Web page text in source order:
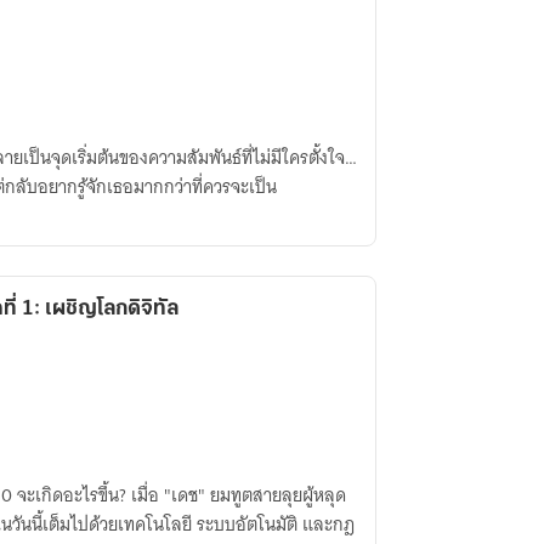
ยเป็นจุดเริ่มต้นของความสัมพันธ์ที่ไม่มีใครตั้งใจ…
บอยากรู้จักเธอมากกว่าที่ควรจะเป็น
1: เผชิญโลกดิจิทัล
"เดช" ยมทูตสายลุยผู้หลุด
นนี้เต็มไปด้วยเทคโนโลยี ระบบอัตโนมัติ และกฎ